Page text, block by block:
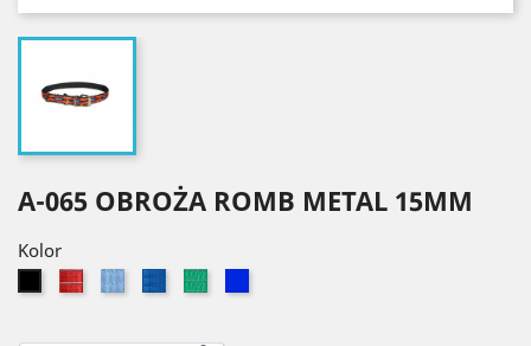
A-065 OBROŻA ROMB METAL 15MM
Kolor
CzarnyCzerwonyBłękitnyNiebieskiZielony